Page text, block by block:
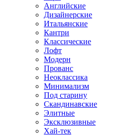
Английские
Дизайнерские
Итальянские
Кантри
Классические
Лофт
Модерн
Прованс
Неоклассика
Минимализм
Под старину
Скандинавские
Элитные
Эксклюзивные
Хай-тек